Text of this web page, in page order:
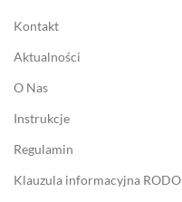
Kontakt
Aktualności
O Nas
Instrukcje
Regulamin
Klauzula informacyjna RODO